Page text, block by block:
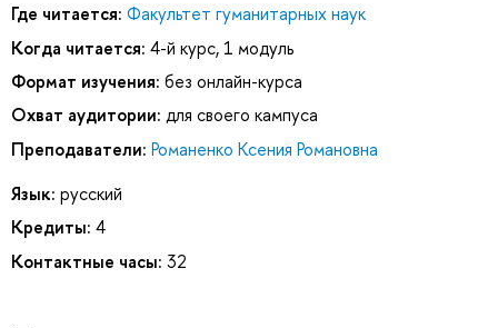
Где читается: Факультет гуманитарных наук
Когда читается: 4-й курс, 1 модуль
Формат изучения: без онлайн-курса
Охват аудитории: для своего кампуса
Преподаватели: Романенко Ксения Романовна
Язык: русский
Кредиты: 4
Контактные часы: 32